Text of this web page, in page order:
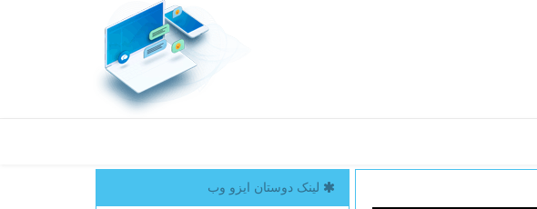
لینک دوستان ایزو وب